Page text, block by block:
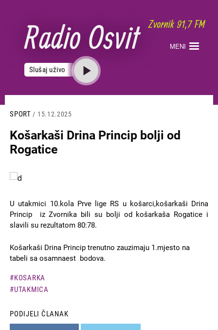
sadržaj
MENI
Slušaj uživo
SPORT / 15.12.2025
Košarkaši Drina Princip bolji od
Rogatice
Slika
U utakmici 10.kola Prve lige RS u košarci,košarkaši Drina
Princip iz Zvornika bili su bolji od košarkaša Rogatice i
slavili su rezultatom 80:78.
Košarkaši Drina Princip trenutno zauzimaju 1.mjesto na
tabeli sa osamnaest bodova.
KOSARKA
UTAKMICA
PODIJELI ČLANAK